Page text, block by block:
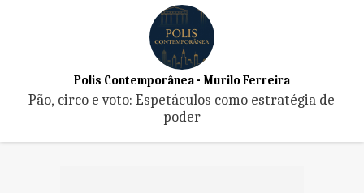
Polis Contemporânea - Murilo Ferreira
Pão, circo e voto: Espetáculos como estratégia de
poder